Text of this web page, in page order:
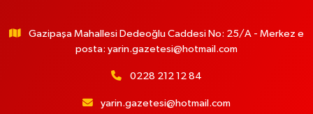
Gazipaşa Mahallesi Dedeoğlu Caddesi No: 25/A - Merkez e
posta: yarin.gazetesi@hotmail.com
0228 212 12 84
yarin.gazetesi@hotmail.com